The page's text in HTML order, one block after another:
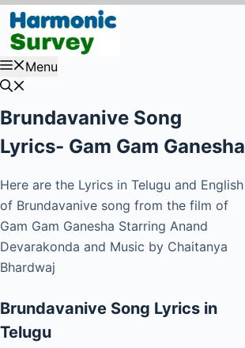
Skip
to
content
Menu
Brundavanive Song
Lyrics- Gam Gam Ganesha
Here are the Lyrics in Telugu and English
of Brundavanive song from the film of
Gam Gam Ganesha Starring Anand
Devarakonda and Music by Chaitanya
Bhardwaj
Brundavanive Song Lyrics in
Telugu